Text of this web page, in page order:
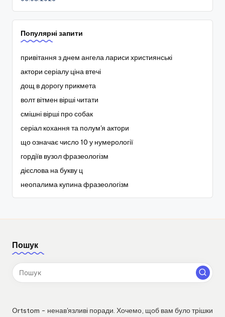
Популярні запити
привітання з днем ангела лариси християнські
актори серіалу ціна втечі
дощ в дорогу прикмета
волт вітмен вірші читати
смішні вірші про собак
серіал кохання та полум'я актори
що означає число 10 у нумерології
гордіїв вузол фразеологізм
дієслова на букву ц
неопалима купина фразеологізм
Пошук
Ortstom - ненав'язливі поради. Хочемо, щоб вам було трішки